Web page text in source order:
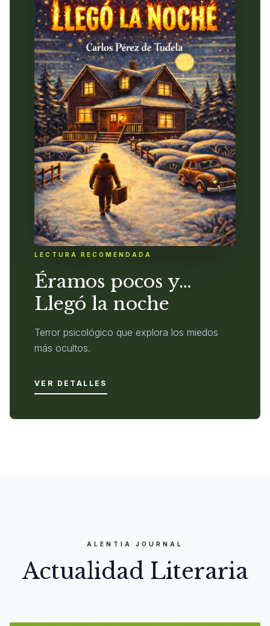
LECTURA RECOMENDADA
Éramos pocos y…
Llegó la noche
Terror psicológico que explora los miedos
más ocultos.
VER DETALLES
ALENTIA JOURNAL
Actualidad Literaria